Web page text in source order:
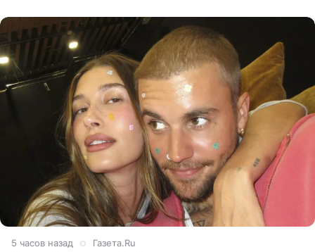
5 часов назад Газета.Ru